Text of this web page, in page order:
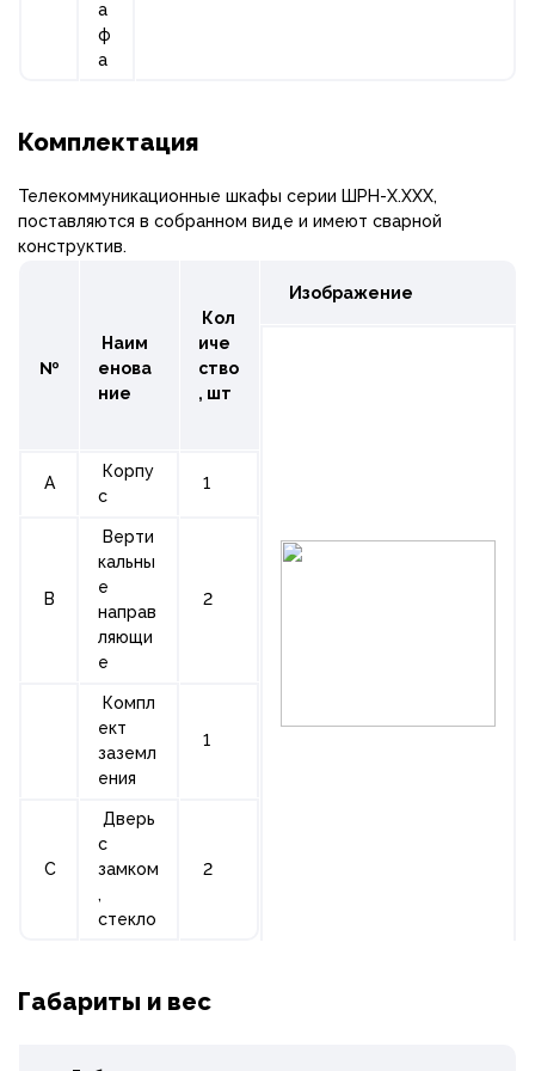
а
ф
а
Комплектация
Телекоммуникационные шкафы серии ШРН-Х.ХХХ,
поставляются в собранном виде и имеют сварной
конструктив.
№
Наим
енова
ние
Кол
иче
ство
, шт
Изображение
A
Корпу
с
1
B
Верти
кальны
е
направ
ляющи
е
2
Компл
ект
заземл
ения
1
C
Дверь
с
замком
,
стекло
2
Габариты и вес